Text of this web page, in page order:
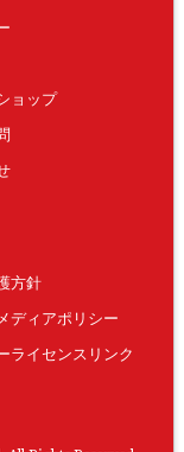
ョップ
方針
ディアポリシー
ライセンスリンク